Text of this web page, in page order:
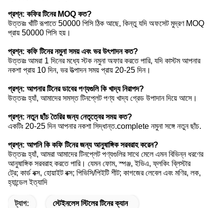
প্রশ্ন: কফির টিনের MOQ কত?
উত্তরঃ খাঁটি রূপাতে 50000 পিসি ঠিক আছে, কিন্তু যদি অফসেট মুদ্রণ MOQ
প্রায় 50000 পিসি হয়।
প্রশ্ন: কফি টিনের নমুনা সময় এবং ভর উৎপাদন কত?
উত্তরঃ আমরা 1 দিনের মধ্যে স্টক নমুনা অফার করতে পারি, যদি কাস্টম আপনার
নকশা প্রায় 10 দিন, ভর উত্পাদন সময় প্রায় 20-25 দিন।
প্রশ্ন: আপনার টিনের ডাবের পণ্যগুলি কি খাদ্য নিরাপদ?
উত্তরঃ হ্যাঁ, আমাদের সমস্ত টিনপ্লেট পণ্য খাদ্য গ্রেড উপাদান দিয়ে আসে।
প্রশ্ন: নতুন ছাঁচ তৈরির জন্য নেতৃত্বের সময় কত?
একটিঃ 20-25 দিন আপনার নকশা সিদ্ধান্ত.complete নমুনা সঙ্গে নতুন ছাঁচ.
প্রশ্ন: আপনি কি কফি টিনের জন্য আনুষাঙ্গিক সরবরাহ করেন?
উত্তরঃ হ্যাঁ, আমরা আমাদের টিনপ্লেট পণ্যগুলির সাথে মেলে এমন বিভিন্ন ধরণের
আনুষাঙ্গিক সরবরাহ করতে পারি। যেমন ফোম, স্পঞ্জ, ইভিএ, ফ্লকিং ব্লিস্টার
ট্রে; কার্ড বক্স, হোয়াইট বক্স; পিভিসি/পিইটি শীট; কাগজের লেবেল এবং মণির, লক,
হ্যান্ডেল ইত্যাদি
ট্যাগ: স্টেইনলেস স্টিলের টিনের ক্যান